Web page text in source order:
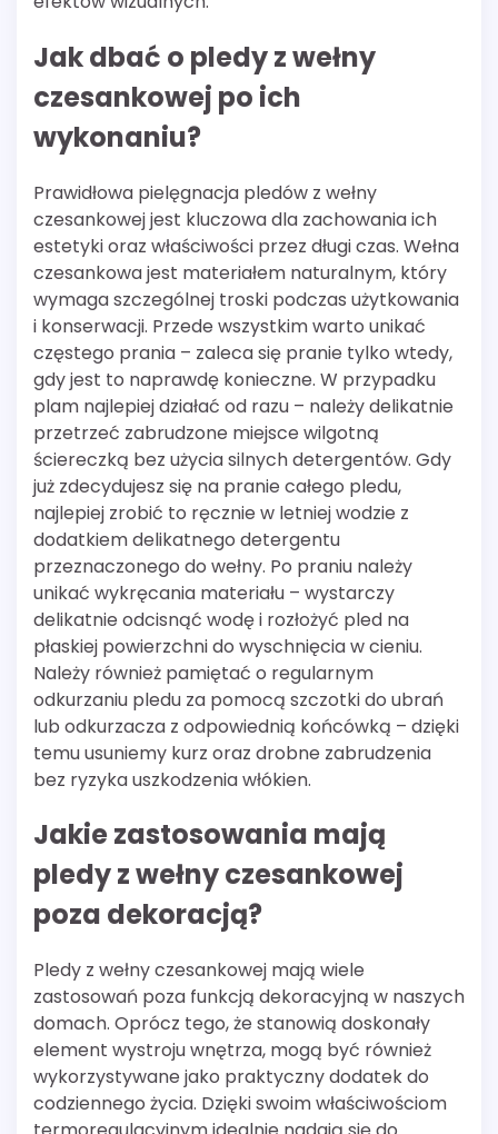
Jak dbać o pledy z wełny
czesankowej po ich
wykonaniu?
Prawidłowa pielęgnacja pledów z wełny
czesankowej jest kluczowa dla zachowania ich
estetyki oraz właściwości przez długi czas. Wełna
czesankowa jest materiałem naturalnym, który
wymaga szczególnej troski podczas użytkowania
i konserwacji. Przede wszystkim warto unikać
częstego prania – zaleca się pranie tylko wtedy,
gdy jest to naprawdę konieczne. W przypadku
plam najlepiej działać od razu – należy delikatnie
przetrzeć zabrudzone miejsce wilgotną
ściereczką bez użycia silnych detergentów. Gdy
już zdecydujesz się na pranie całego pledu,
najlepiej zrobić to ręcznie w letniej wodzie z
dodatkiem delikatnego detergentu
przeznaczonego do wełny. Po praniu należy
unikać wykręcania materiału – wystarczy
delikatnie odcisnąć wodę i rozłożyć pled na
płaskiej powierzchni do wyschnięcia w cieniu.
Należy również pamiętać o regularnym
odkurzaniu pledu za pomocą szczotki do ubrań
lub odkurzacza z odpowiednią końcówką – dzięki
temu usuniemy kurz oraz drobne zabrudzenia
bez ryzyka uszkodzenia włókien.
Jakie zastosowania mają
pledy z wełny czesankowej
poza dekoracją?
Pledy z wełny czesankowej mają wiele
zastosowań poza funkcją dekoracyjną w naszych
domach. Oprócz tego, że stanowią doskonały
element wystroju wnętrza, mogą być również
wykorzystywane jako praktyczny dodatek do
codziennego życia. Dzięki swoim właściwościom